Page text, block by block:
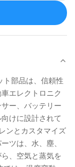
ト部品は、信頼性
エレクトロニク
ー、バッテリー
けに設計されて
ンとカスタマイズ
ツは、水、塵、
、空気と蒸気を